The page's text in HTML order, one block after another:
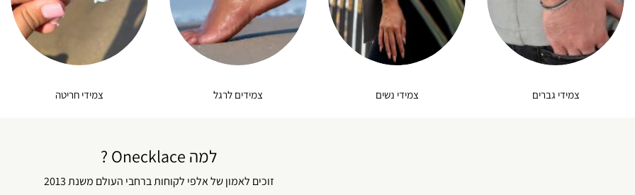
צמידי גברים צמידי נשים צמידים לרגל צמידי חריטה
למה Onecklace ?
זוכים לאמון של אלפי לקוחות ברחבי העולם משנת 2013